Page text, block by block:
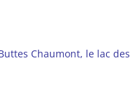
Chaumont, le lac